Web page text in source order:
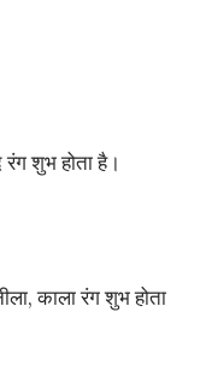
रंगशुभहोताहै।
,कालारंगशुभहोता